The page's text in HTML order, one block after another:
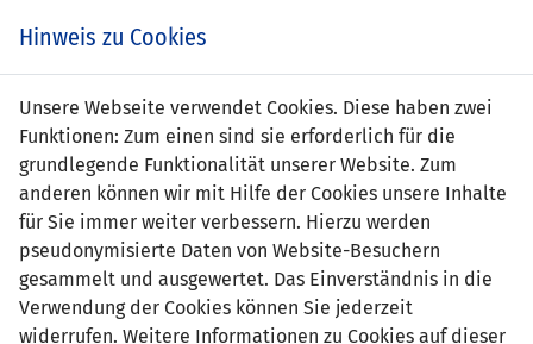
Alessio Biedermann
Position:
Geburtsdatum: 14. März 2002
frühere Stationen: FC Ruggell
Hinweis zu Cookies
Unsere Webseite verwendet Cookies. Diese haben zwei
Funktionen: Zum einen sind sie erforderlich für die
grundlegende Funktionalität unserer Website. Zum
anderen können wir mit Hilfe der Cookies unsere Inhalte
für Sie immer weiter verbessern. Hierzu werden
pseudonymisierte Daten von Website-Besuchern
gesammelt und ausgewertet. Das Einverständnis in die
Verwendung der Cookies können Sie jederzeit
widerrufen. Weitere Informationen zu Cookies auf dieser